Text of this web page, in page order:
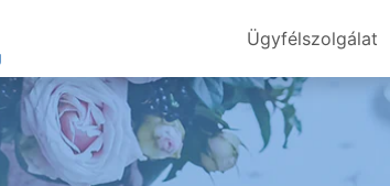
Ügyfélszolgálat